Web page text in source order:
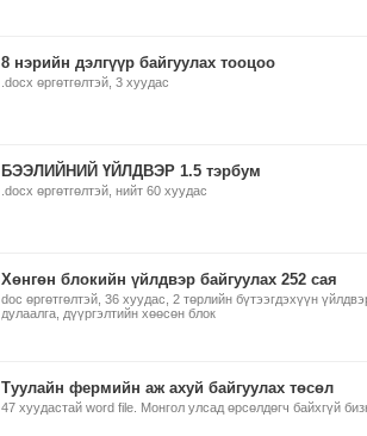
8 нэрийн дэлгүүр байгуулах тооцоо
.docx өргөтгөлтэй, 3 хуудас
БЭЭЛИЙНИЙ ҮЙЛДВЭР 1.5 тэрбум
.docx өргөтгөлтэй, нийт 60 хуудас
Хөнгөн блокийн үйлдвэр байгуулах 252 сая
doc өргөтгөлтэй, 36 хуудас, 2 төрлийн бүтээгдэхүүн
дулаалга, дүүргэлтийн хөөсөн блок
Туулайн фермийн аж ахуй байгуулах төсөл
47 хуудастай word file. Монгол улсад өрсөлдөгч байхгүй